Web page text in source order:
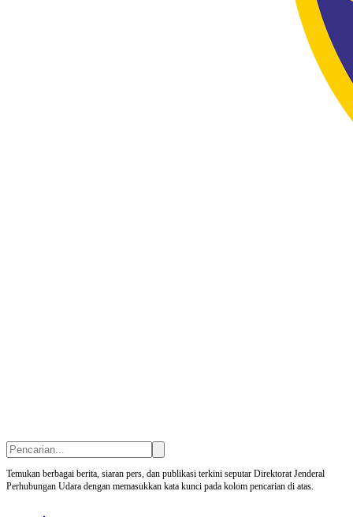
Temukan berbagai berita, siaran pers, dan publikasi terkini seputar Direktorat Jenderal
Perhubungan Udara dengan memasukkan kata kunci pada kolom pencarian di atas.